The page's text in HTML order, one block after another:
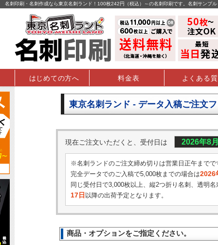
名刺印刷・名刺作成なら東京名刺ランド！100枚242円（税込）～の名刺印刷です。名刺サンプ
はじめての方へ 料金表 よくある
東京名刺ランド - データ入稿ご注文
現在ご注文いただくと、受付日は 2026年8
※名刺ランドのご注文締め切りは営業日正午までで
完全データでのご入稿で5,000枚までの場合は2026
同じ受付日で3,000枚以上、縦2つ折り名刺、透明名
17日 以降の出荷予定となります。
商品・オプションをご指定ください。